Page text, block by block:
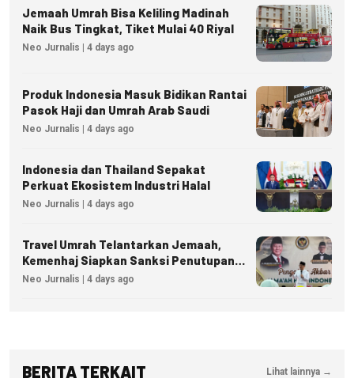
Jemaah Umrah Bisa Keliling Madinah
Naik Bus Tingkat, Tiket Mulai 40 Riyal
Neo Jurnalis | 4 days ago
Produk Indonesia Masuk Bidikan Rantai
Pasok Haji dan Umrah Arab Saudi
Neo Jurnalis | 4 days ago
Indonesia dan Thailand Sepakat
Perkuat Ekosistem Industri Halal
Neo Jurnalis | 4 days ago
Travel Umrah Telantarkan Jemaah,
Kemenhaj Siapkan Sanksi Penutupan
Izin hingga Pidana
Neo Jurnalis | 4 days ago
BERITA TERKAIT Lihat lainnya →